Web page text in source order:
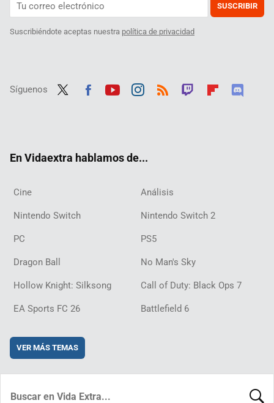
SUSCRIBIR
Suscribiéndote aceptas nuestra política de privacidad
Síguenos
En Vidaextra hablamos de...
Cine Análisis
Nintendo Switch Nintendo Switch 2
PC PS5
Dragon Ball No Man's Sky
Hollow Knight: Silksong Call of Duty: Black Ops 7
EA Sports FC 26 Battlefield 6
VER MÁS TEMAS